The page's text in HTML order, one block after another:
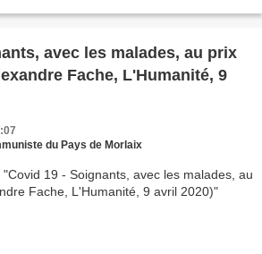
avec les malades, au prix
Fache, L'Humanité, 9
du Pays de Morlaix